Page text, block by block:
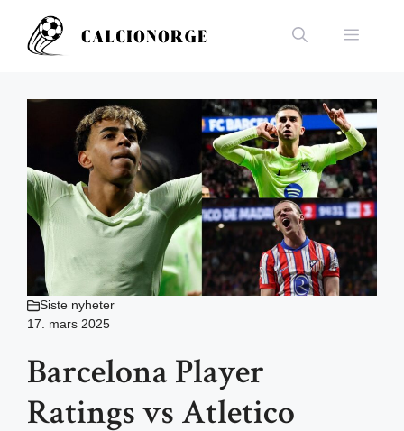
innhold
Meny
Siste nyheter
17. mars 2025
Barcelona Player
Ratings vs Atletico